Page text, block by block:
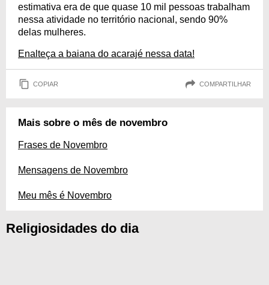
estimativa era de que quase 10 mil pessoas trabalham
nessa atividade no território nacional, sendo 90%
delas mulheres.
Enalteça a baiana do acarajé nessa data!
COPIAR COMPARTILHAR
Mais sobre o mês de novembro
Frases de Novembro
Mensagens de Novembro
Meu mês é Novembro
Religiosidades do dia